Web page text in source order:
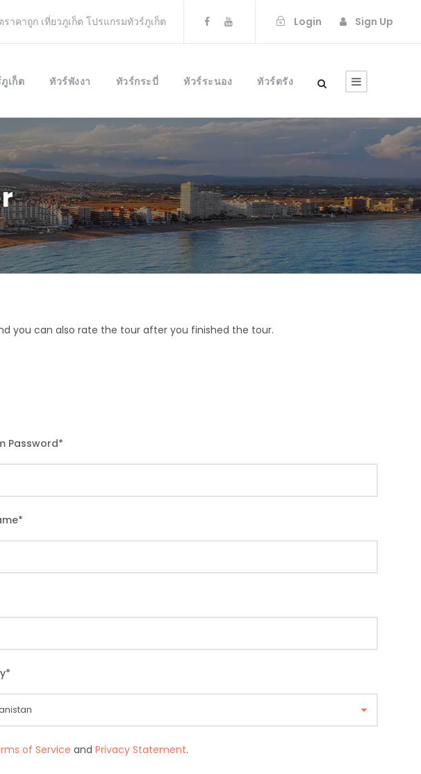
ราคาถูก เที่ยวภูเก็ต โปรแกรมทัวร์ภูเก็ต Login Sign Up
เก็ต ทัวร์พังงา ทัวร์กระบี่ ทัวร์ระนอง ทัวร์ตรัง
you can also rate the tour after you finished the tour.
Password*
*
*
of Service and Privacy Statement.